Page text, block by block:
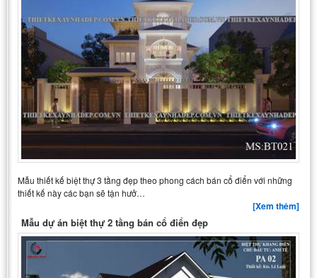
Mẫu thiết kế biệt thự 3 tầng đẹp theo phong cách bán cổ điển với những
thiết kế này các bạn sẽ tận hưở…
[Xem thêm]
Mẫu dự án biệt thự 2 tầng bán cổ điển đẹp